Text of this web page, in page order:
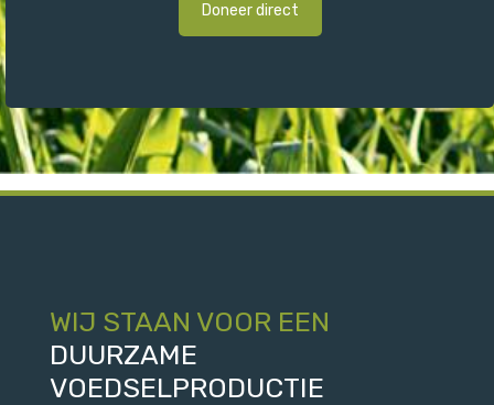
Doneer direct
WIJ STAAN VOOR EEN
DUURZAME
VOEDSELPRODUCTIE